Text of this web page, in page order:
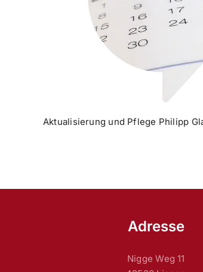
Aktualisierung und Pflege Philipp
Adresse
Nigge Weg 11